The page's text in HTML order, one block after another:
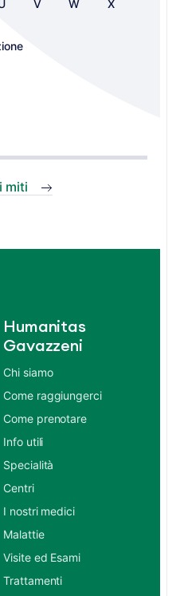
V W X
miti
Humanitas
Gavazzeni
Chi siamo
Come raggiungerci
Come prenotare
Info utili
Specialità
Centri
I nostri medici
Malattie
Visite ed Esami
Trattamenti